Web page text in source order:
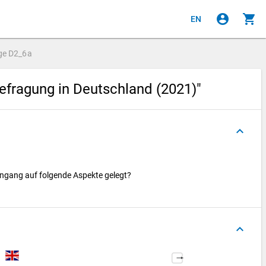
EN account_circle shopping_cart
D2_6a
in Deutschland (2021)"
keyboard_arrow_up
auf folgende Aspekte gelegt?
keyboard_arrow_up